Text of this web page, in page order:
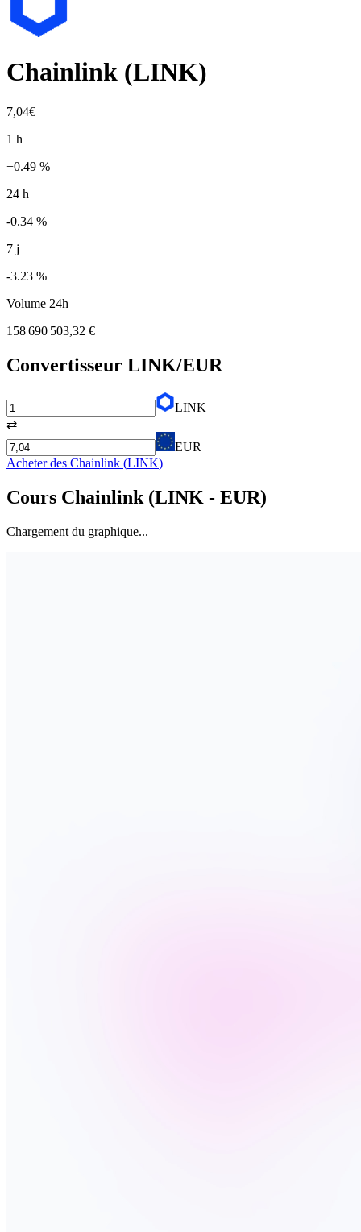
Chainlink (LINK)
7,04€
1 h
+0.49 %
24 h
-0.34 %
7 j
-3.23 %
Volume 24h
158 690 503,32 €
Convertisseur LINK/EUR
LINK
⇄
EUR
Acheter des Chainlink (LINK)
Cours Chainlink (LINK - EUR)
Chargement du graphique...